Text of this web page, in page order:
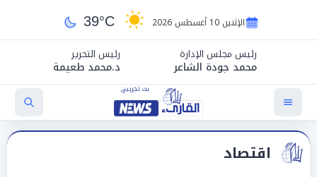
الإثنين 10 أغسطس 2026 39°C
رئيس مجلس الإدارة
محمد جودة الشاعر
رئيس التحرير
د.محمد طعيمة
اقتصاد